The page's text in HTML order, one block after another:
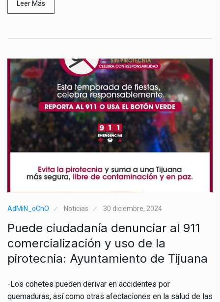
Leer Más
AdMiN_oChO Noticias 30 diciembre, 2024
Puede ciudadanía denunciar al 911
comercialización y uso de la
pirotecnia: Ayuntamiento de Tijuana
-Los cohetes pueden derivar en accidentes por
quemaduras, así como otras afectaciones en la salud de las